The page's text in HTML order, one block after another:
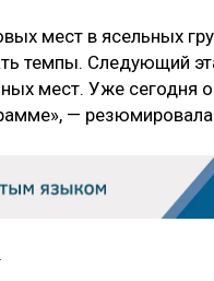
мест в ясельных
темпы. Следующий
мест. Уже сегодня
— резюмировала